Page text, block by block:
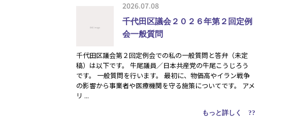
2026.07.08
千代田区議会２０２６年第２回定例
会一般質問
千代田区議会第２回定例会での私の一般質問と答弁（未定
稿）は以下です。 牛尾議員／日本共産党の牛尾こうじろう
です。 一般質問を行います。 最初に、物価高やイラン戦争
の影響から事業者や医療機関を守る施策についてです。 アメ
リ ...
もっと詳しく ??